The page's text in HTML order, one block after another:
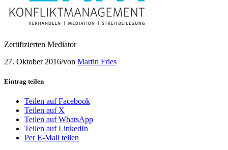
Zertifizierten Mediator
27. Oktober 2016/von Martin Fries
Eintrag teilen
Teilen auf Facebook
Teilen auf X
Teilen auf WhatsApp
Teilen auf LinkedIn
Per E-Mail teilen